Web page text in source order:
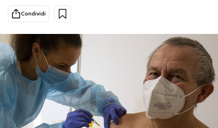
Cultura
Economia
Sport
Mondiali calcio 2026
PODCAST
NEWSLETTER
Condividi